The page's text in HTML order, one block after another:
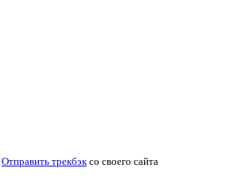
Отправить трекбэк со своего сайта